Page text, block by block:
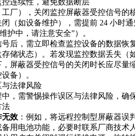
厂），关闭监控屏蔽器受控信号的
闭（如设备维护），需提前 24 小时
护中，请注意安全”）。​
号后，需立即检查监控设备的数据
储状态）。若发现监控数据丢失（
屏蔽器受控信号的关闭时长应尽量
备）。​
法律风险​
，需警惕操作误区与法律风险，确
法​
无效 ：例如，将远程控制型屏蔽器
用电池功能，必要时联系厂商技术